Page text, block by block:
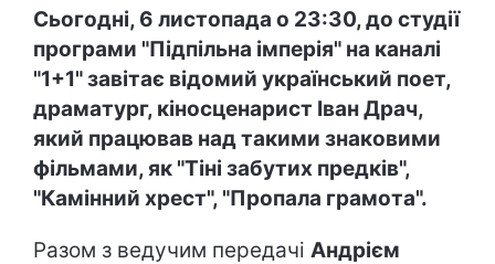
Сьогодні, 6 листопада о 23:30, до студії
програми "Підпільна імперія" на каналі
"1+1" завітає відомий український поет,
драматург, кіносценарист Іван Драч,
який працював над такими знаковими
фільмами, як "Тіні забутих предків",
"Камінний хрест", "Пропала грамота".
Разом з ведучим передачі Андрієм